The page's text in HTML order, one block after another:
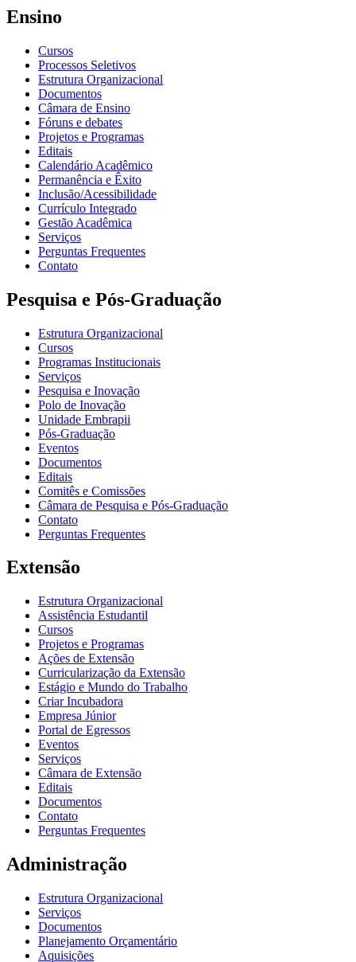
Ensino
Cursos
Processos Seletivos
Estrutura Organizacional
Documentos
Câmara de Ensino
Fóruns e debates
Projetos e Programas
Editais
Calendário Acadêmico
Permanência e Êxito
Inclusão/Acessibilidade
Currículo Integrado
Gestão Acadêmica
Serviços
Perguntas Frequentes
Contato
Pesquisa e Pós-Graduação
Estrutura Organizacional
Cursos
Programas Institucionais
Serviços
Pesquisa e Inovação
Polo de Inovação
Unidade Embrapii
Pós-Graduação
Eventos
Documentos
Editais
Comitês e Comissões
Câmara de Pesquisa e Pós-Graduação
Contato
Perguntas Frequentes
Extensão
Estrutura Organizacional
Assistência Estudantil
Cursos
Projetos e Programas
Ações de Extensão
Curricularização da Extensão
Estágio e Mundo do Trabalho
Criar Incubadora
Empresa Júnior
Portal de Egressos
Eventos
Serviços
Câmara de Extensão
Editais
Documentos
Contato
Perguntas Frequentes
Administração
Estrutura Organizacional
Serviços
Documentos
Planejamento Orçamentário
Aquisições